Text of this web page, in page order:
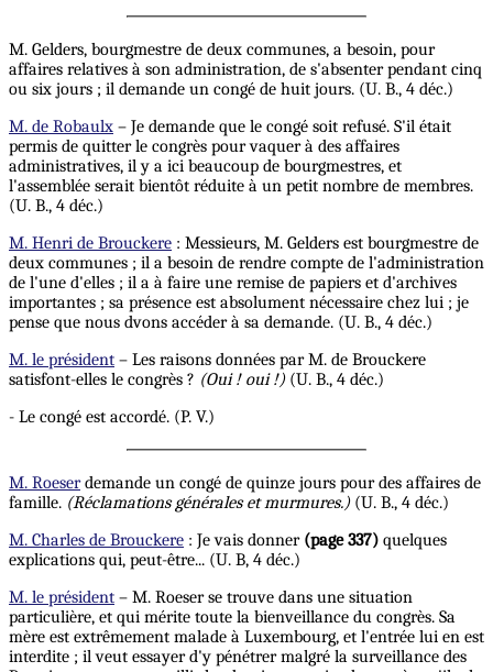
M. Gelders, bourgmestre de deux communes, a besoin, pour
affaires relatives à son administration, de s'absenter pendant cinq
ou six jours ; il demande un congé de huit jours. (U. B., 4 déc.)
M. de Robaulx – Je demande que le congé soit refusé. S'il était
permis de quitter le congrès pour vaquer à des affaires
administratives, il y a ici beaucoup de bourgmestres, et
l'assemblée serait bientôt réduite à un petit nombre de membres.
(U. B., 4 déc.)
M. Henri de Brouckere : Messieurs, M. Gelders est bourgmestre de
deux communes ; il a besoin de rendre compte de l'administration
de l'une d'elles ; il a à faire une remise de papiers et d'archives
importantes ; sa présence est absolument nécessaire chez lui ; je
pense que nous dvons accéder à sa demande. (U. B., 4 déc.)
M. le président – Les raisons données par M. de Brouckere
satisfont-elles le congrès ? (Oui ! oui !)(U. B., 4 déc.)
- Le congé est accordé. (P. V.)
M. Roeserdemande un congé de quinze jours pour des affaires de
famille. (Réclamations générales et murmures.)(U. B., 4 déc.)
M. Charles de Brouckere : Je vais donner (page 337) quelques
explications qui, peut-être... (U. B, 4 déc.)
M. le président – M. Roeser se trouve dans une situation
particulière, et qui mérite toute la bienveillance du congrès. Sa
mère est extrêmement malade à Luxembourg, et l'entrée lui en est
interdite ; il veut essayer d'y pénétrer malgré la surveillance des